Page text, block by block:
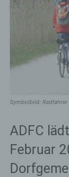
Symbolbild:
ADFC
Februar